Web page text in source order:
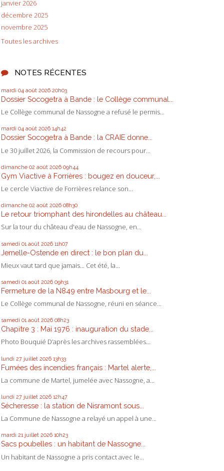
janvier 2026
décembre 2025
novembre 2025
Toutes les archives
NOTES RÉCENTES
mardi 04 août 2026 20h03
Dossier Socogetra à Bande : le Collège communal...
Le Collège communal de Nassogne a refusé le permis...
mardi 04 août 2026 14h42
Dossier Socogetra à Bande : la CRAIE donne...
Le 30 juillet 2026, la Commission de recours pour...
dimanche 02 août 2026 09h44
Gym Viactive à Forrières : bougez en douceur,...
Le cercle Viactive de Forrières relance son...
dimanche 02 août 2026 08h30
Le retour triomphant des hirondelles au château...
Sur la tour du château d'eau de Nassogne, en...
samedi 01 août 2026 11h07
Jemelle-Ostende en direct : le bon plan du...
Mieux vaut tard que jamais... Cet été, la...
samedi 01 août 2026 09h31
Fermeture de la N849 entre Masbourg et le...
Le Collège communal de Nassogne, réuni en séance...
samedi 01 août 2026 08h23
Chapitre 3 : Mai 1976 : inauguration du stade...
Photo Bouquié D’après les archives rassemblées...
lundi 27 juillet 2026 13h33
Fumées des incendies français : Martel alerte,...
La commune de Martel, jumelée avec Nassogne, a...
lundi 27 juillet 2026 12h47
Sécheresse : la station de Nisramont sous...
La Commune de Nassogne a relayé un appel à une...
mardi 21 juillet 2026 10h23
Sacs poubelles : un habitant de Nassogne...
Un habitant de Nassogne a pris contact avec le...